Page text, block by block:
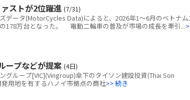
ストが2位躍進 (7/31)
データ(MotorCycles Data)によると、2026年1～6月のベトナ
178万台となった。 電動二輪車の普及が市場の成長を牽引...
ープなどが提案 (4日)
ループ[VIC](Vingroup)傘下のタイソン建設投資(Thai Son
用地を有するハノイ市拠点の商社>> 続き